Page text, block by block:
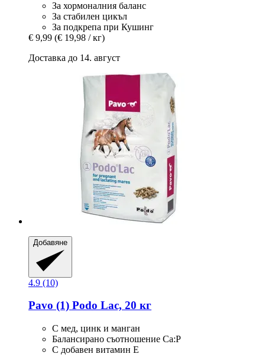
За хормоналния баланс
За стабилен цикъл
За подкрепа при Кушинг
€ 9,99 (€ 19,98 / кг)
Доставка до 14. август
Добавяне
4.9 (10)
Pavo (1) Podo Lac, 20 кг
С мед, цинк и манган
Балансирано съотношение Ca:P
С добавен витамин Е